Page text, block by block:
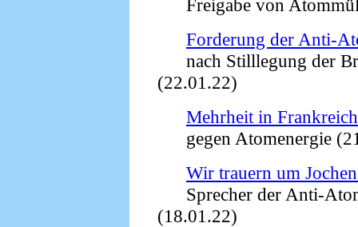
Freigabe von
Forderung der Anti-
nach Stilllegung der
(22.01.22)
Mehrheit in Frankreich
gegen Atomenergie
Wir trauern um
Sprecher der Anti-
(18.01.22)